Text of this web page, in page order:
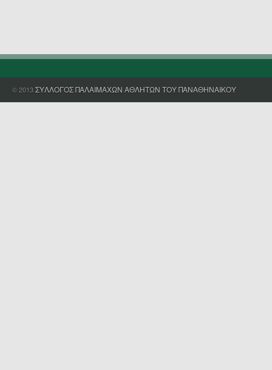
© 2013ΣΥΛΛΟΓΟΣ ΠΑΛΑΙΜΑΧΩΝ ΑΘΛΗΤΩΝ ΤΟΥ ΠΑΝΑΘΗΝΑΙΚΟΥ